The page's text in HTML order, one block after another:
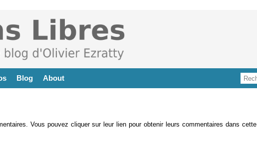
Blog About
Vous pouvez cliquer sur leur lien pour obtenir leurs commentaires dans cette